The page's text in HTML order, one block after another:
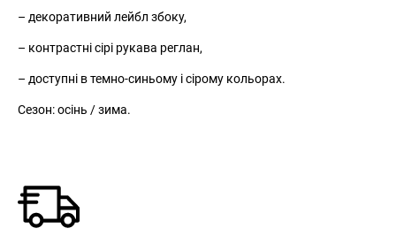
– декоративний лейбл збоку,
– контрастні сірі рукава реглан,
– доступні в темно-синьому і сірому кольорах.
Сезон: осінь / зима.